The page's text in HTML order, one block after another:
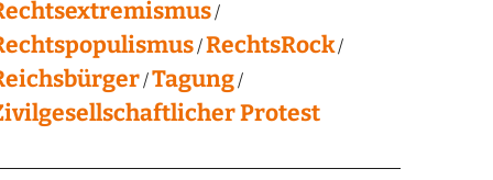
RechtsRock
Tagung
Protest